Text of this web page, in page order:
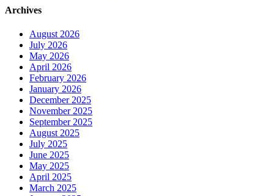
Archives
August 2026
July 2026
May 2026
April 2026
February 2026
January 2026
December 2025
November 2025
September 2025
August 2025
July 2025
June 2025
May 2025
April 2025
March 2025